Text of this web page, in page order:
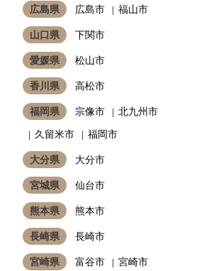
広島県 広島市 福山市
山口県 下関市
愛媛県 松山市
香川県 高松市
福岡県 宗像市
北九州市
久留米市
福岡市
大分県 大分市
宮城県 仙台市
熊本県 熊本市
長崎県 長崎市
宮崎県 富谷市 宮崎市